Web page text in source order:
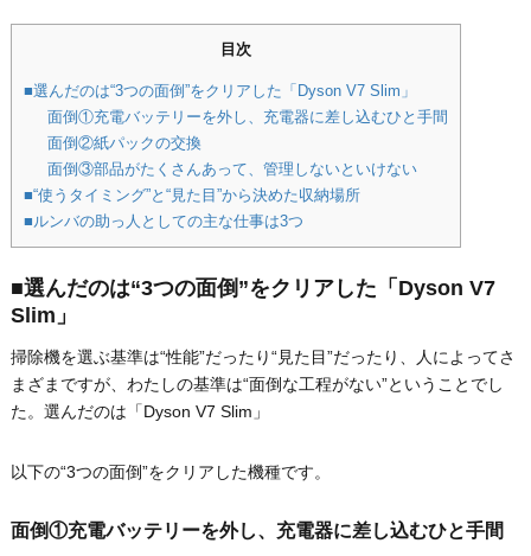
目次
■選んだのは“3つの面倒”をクリアした「Dyson V7 Slim」
面倒①充電バッテリーを外し、充電器に差し込むひと手間
面倒②紙パックの交換
面倒③部品がたくさんあって、管理しないといけない
■“使うタイミング”と“見た目”から決めた収納場所
■ルンバの助っ人としての主な仕事は3つ
■選んだのは“3つの面倒”をクリアした「Dyson V7
Slim」
掃除機を選ぶ基準は“性能”だったり“見た目”だったり、人によってさ
まざまですが、わたしの基準は“面倒な工程がない”ということでし
た。選んだのは「Dyson V7 Slim」
以下の“3つの面倒”をクリアした機種です。
面倒①充電バッテリーを外し、充電器に差し込むひと手間